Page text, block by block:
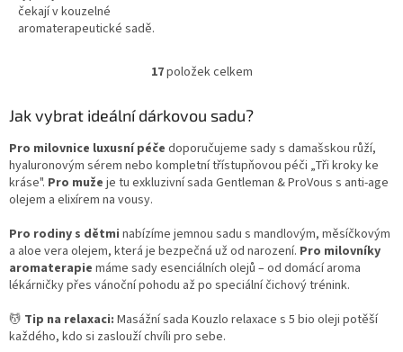
čekají v kouzelné
aromaterapeutické sadě.
O
l
d
a
c
r
v
k
y
ý
p
17položek celkem
Jak vybrat ideální dárkovou sadu?
Pro milovnice luxusní péče doporučujeme sady s damašskou růží,
hyaluronovým sérem nebo kompletní třístupňovou péči „Tři kroky ke
kráse". Pro muže je tu exkluzivní sada Gentleman & ProVous s anti-age
olejem a elixírem na vousy.
Pro rodiny s dětmi nabízíme jemnou sadu s mandlovým, měsíčkovým
a aloe vera olejem, která je bezpečná už od narození. Pro milovníky
aromaterapie máme sady esenciálních olejů – od domácí aroma
lékárničky přes vánoční pohodu až po speciální čichový trénink.
💆 Tip na relaxaci: Masážní sada Kouzlo relaxace s 5 bio oleji potěší
každého, kdo si zaslouží chvíli pro sebe.